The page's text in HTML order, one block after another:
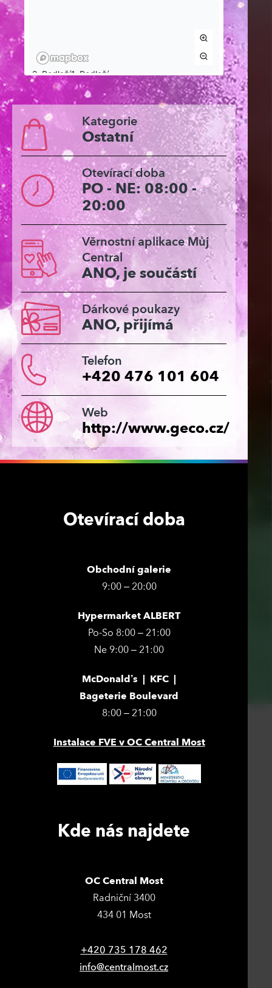
Kategorie
Ostatní
Otevírací doba
PO - NE: 08:00 -
20:00
Věrnostní aplikace Můj
Central
ANO, je součástí
Dárkové poukazy
ANO, přijímá
Telefon
+420 476 101 604
Web
http://www.geco.cz/
Otevírací doba
Obchodní galerie
9:00 – 20:00
Hypermarket ALBERT
Po-So 8:00 – 21:00
Ne 9:00 – 21:00
McDonald’s | KFC |
Bageterie Boulevard
8:00 – 21:00
Instalace FVE v OC Central Most
Kde nás najdete
OC Central Most
Radniční 3400
434 01 Most
+420 735 178 462
info@centralmost.cz